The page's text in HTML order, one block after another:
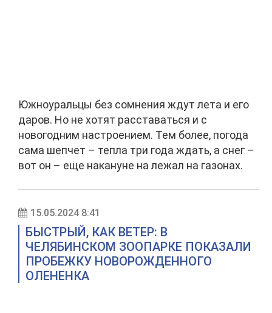
Южноуральцы без сомнения ждут лета и его
даров. Но не хотят расставаться и с
новогодним настроением. Тем более, погода
сама шепчет – тепла три года ждать, а снег –
вот он – еще накануне на лежал на газонах.
15.05.2024 8:41
БЫСТРЫЙ, КАК ВЕТЕР: В
ЧЕЛЯБИНСКОМ ЗООПАРКЕ ПОКАЗАЛИ
ПРОБЕЖКУ НОВОРОЖДЕННОГО
ОЛЕНЕНКА